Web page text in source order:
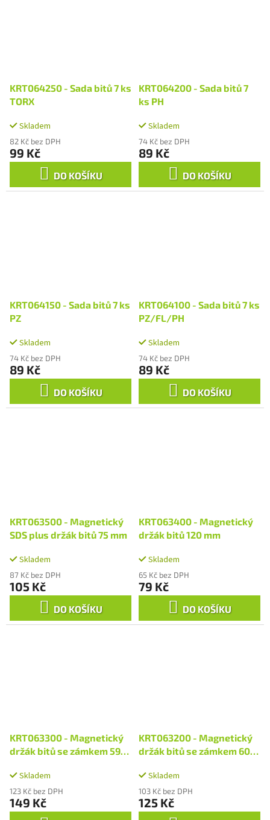
KRT064250 - Sada bitů 7 ks
TORX
Skladem
82 Kč bez DPH
99 Kč
DO KOŠÍKU
KRT064200 - Sada bitů 7
ks PH
Skladem
74 Kč bez DPH
89 Kč
DO KOŠÍKU
KRT064150 - Sada bitů 7 ks
PZ
Skladem
74 Kč bez DPH
89 Kč
DO KOŠÍKU
KRT064100 - Sada bitů 7 ks
PZ/FL/PH
Skladem
74 Kč bez DPH
89 Kč
DO KOŠÍKU
KRT063500 - Magnetický
SDS plus držák bitů 75 mm
Skladem
87 Kč bez DPH
105 Kč
DO KOŠÍKU
KRT063400 - Magnetický
držák bitů 120 mm
Skladem
65 Kč bez DPH
79 Kč
DO KOŠÍKU
KRT063300 - Magnetický
držák bitů se zámkem 59
Skladem
123 Kč bez DPH
149 Kč
KRT063200 - Magnetický
držák bitů se zámkem 60
Skladem
103 Kč bez DPH
125 Kč